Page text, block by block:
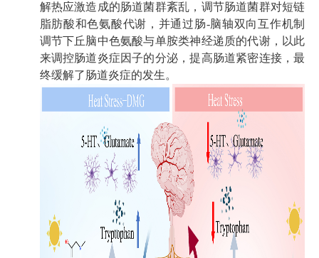
解热应激造成的肠道菌群紊乱，调节肠道菌群对短链
脂肪酸和色氨酸代谢，并通过 肠-脑轴双向互作机制
调节下丘脑中色氨酸与单胺类神经递质的代谢，以此
来调控肠道炎症因子的分泌，提高肠道紧密连接，最
终缓解了肠道炎症的发生。